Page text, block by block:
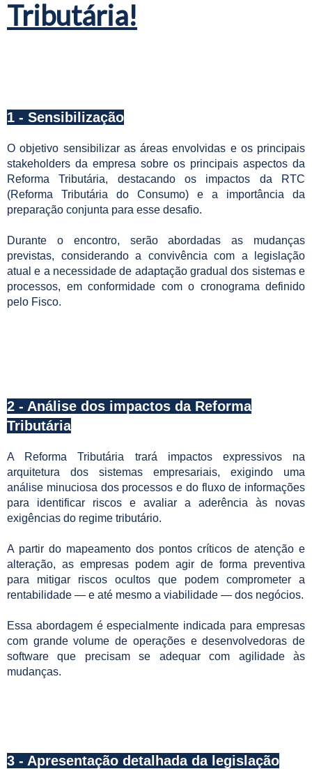
Tributária!
1 - Sensibilização
O objetivo sensibilizar as áreas envolvidas e os principais
stakeholders da empresa sobre os principais aspectos da
Reforma Tributária, destacando os impactos da RTC
(Reforma Tributária do Consumo) e a importância da
preparação conjunta para esse desafio.
Durante o encontro, serão abordadas as mudanças
previstas, considerando a convivência com a legislação
atual e a necessidade de adaptação gradual dos sistemas e
processos, em conformidade com o cronograma definido
pelo Fisco.
2 - Análise dos impactos da Reforma
Tributária
A Reforma Tributária trará impactos expressivos na
arquitetura dos sistemas empresariais, exigindo uma
análise minuciosa dos processos e do fluxo de informações
para identificar riscos e avaliar a aderência às novas
exigências do regime tributário.
A partir do mapeamento dos pontos críticos de atenção e
alteração, as empresas podem agir de forma preventiva
para mitigar riscos ocultos que podem comprometer a
rentabilidade — e até mesmo a viabilidade — dos negócios.
Essa abordagem é especialmente indicada para empresas
com grande volume de operações e desenvolvedoras de
software que precisam se adequar com agilidade às
mudanças.
3 - Apresentação detalhada da legislação